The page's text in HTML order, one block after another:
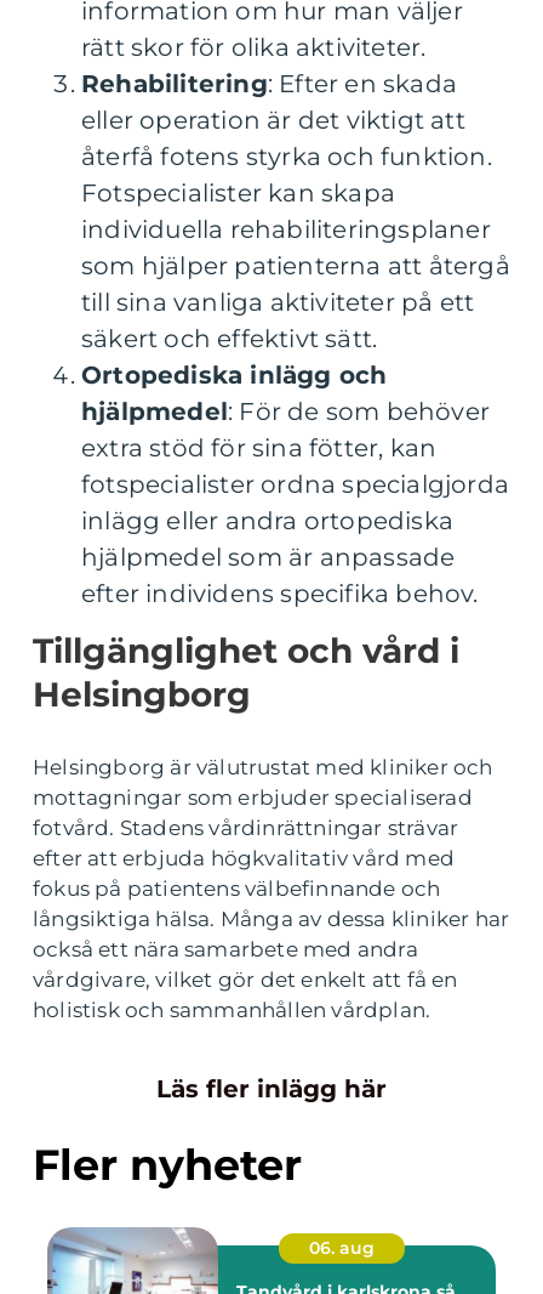
information om hur man väljer
rätt skor för olika aktiviteter.
Rehabilitering: Efter en skada
eller operation är det viktigt att
återfå fotens styrka och funktion.
Fotspecialister kan skapa
individuella rehabiliteringsplaner
som hjälper patienterna att återgå
till sina vanliga aktiviteter på ett
säkert och effektivt sätt.
Ortopediska inlägg och
hjälpmedel: För de som behöver
extra stöd för sina fötter, kan
fotspecialister ordna specialgjorda
inlägg eller andra ortopediska
hjälpmedel som är anpassade
efter individens specifika behov.
Tillgänglighet och vård i
Helsingborg
Helsingborg är välutrustat med kliniker och
mottagningar som erbjuder specialiserad
fotvård. Stadens vårdinrättningar strävar
efter att erbjuda högkvalitativ vård med
fokus på patientens välbefinnande och
långsiktiga hälsa. Många av dessa kliniker har
också ett nära samarbete med andra
vårdgivare, vilket gör det enkelt att få en
holistisk och sammanhållen vårdplan.
Läs fler inlägg här
Fler nyheter
06. aug